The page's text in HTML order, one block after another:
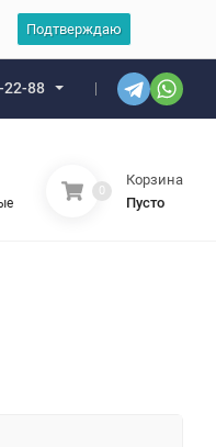
Подтверждаю
22-88
0
Корзина
Пусто